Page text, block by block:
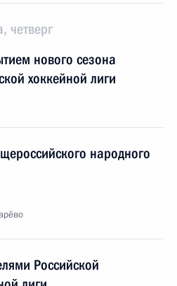
четверг
нового сезона
хоккейной лиги
народного
Российской